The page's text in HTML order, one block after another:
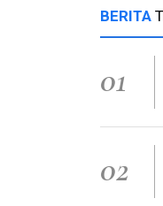
BERITA
01
02